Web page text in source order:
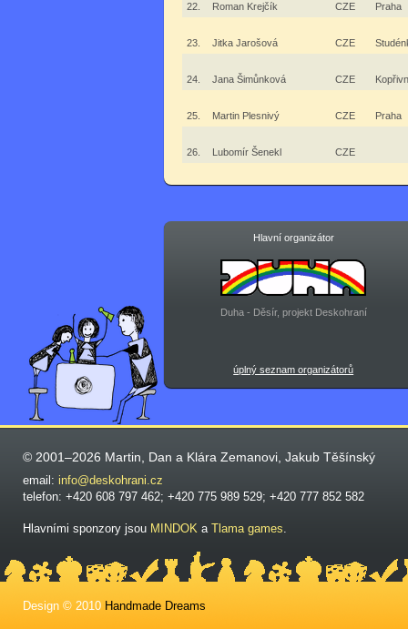
22. Roman Krejčík CZE Praha
23. Jitka Jarošová CZE
24. Jana Šimůnková CZE
25. Martin Plesnivý CZE Praha
26. Lubomír Šenekl CZE
Hlavní organizátor
Duha - Děsír, projekt Deskohraní
úplný seznam organizátorů
© 2001–2026 Martin, Dan a Klára Zemanovi, Jakub Těšínský
email: info@deskohrani.cz
telefon: +420 608 797 462; +420 775 989 529; +420 777 852 582
Hlavními sponzory jsou MINDOK a Tlama games.
Design © 2010 Handmade Dreams